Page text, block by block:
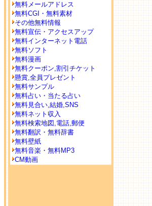
無料メールアドレス
無料CGI・無料素材
その他無料情報
無料宣伝・アクセスアップ
無料インターネット電話
無料ソフト
無料漫画
無料クーポン,割引チケット
懸賞,全員プレゼント
無料サンプル
無料占い・当たる占い
無料見合い,結婚,SNS
無料ネット収入
無料検索地図,電話,郵便
無料翻訳・無料辞書
無料壁紙
無料音楽・無料MP3
CM動画